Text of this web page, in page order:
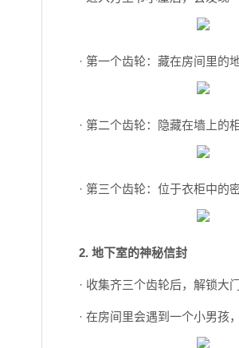
· 第一个齿轮：藏在房间里的
· 第二个齿轮：隐藏在墙上的
· 第三个齿轮：位于衣柜中的
2. 地下室的神秘信封
· 收集齐三个齿轮后，解锁大
· 在房间里会遇到一个小男孩